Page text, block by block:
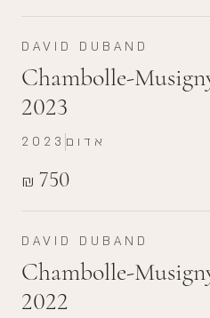
DAVID DUBAND
Chambolle-
2023
₪ 750
2023 אדום
DAVID DUBAND
Chambolle-
2022